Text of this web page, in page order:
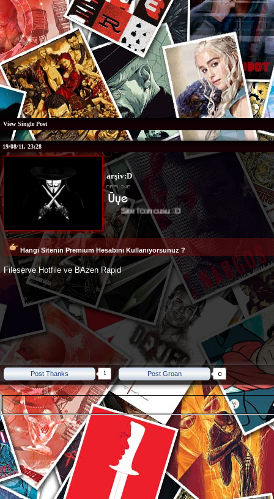
View Single Post
19/08/11, 23:28
arşiv:D
Site İconcusu :D
Hangi Sitenin Premium Hesabını Kullanıyorsunuz ?
Fileserve Hotfile ve BAzen Rapid
Post Thanks 1 Post Groan